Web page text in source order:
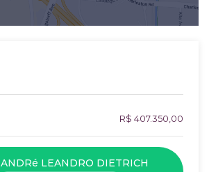
R$ 407.350,00
ANDRé LEANDRO DIETRICH